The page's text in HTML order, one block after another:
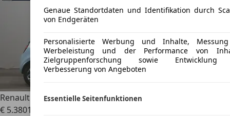
Renault Twingo1.0 SCE Klima Bluetooth USB
€ 5.3801
Genaue Standortdaten und Identifikation durch
von Endgeräten
Personalisierte Werbung und Inhalte,
Werbeleistung und der Performance von
Zielgruppenforschung sowie Entwicklung
Verbesserung von Angeboten
Essentielle Seitenfunktionen